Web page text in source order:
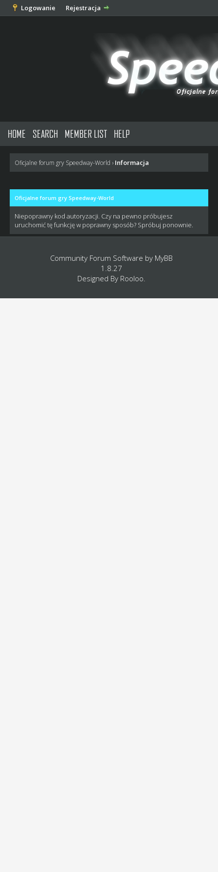
Logowanie Rejestracja
HOME SEARCH MEMBER LIST HELP
Oficjalne forum gry Speedway-World › Informacja
Oficjalne forum gry Speedway-World
Niepoprawny kod autoryzacji. Czy na pewno próbujesz
uruchomić tę funkcję w poprawny sposób? Spróbuj ponownie.
Community Forum Software by MyBB
1.8.27
Designed By Rooloo.